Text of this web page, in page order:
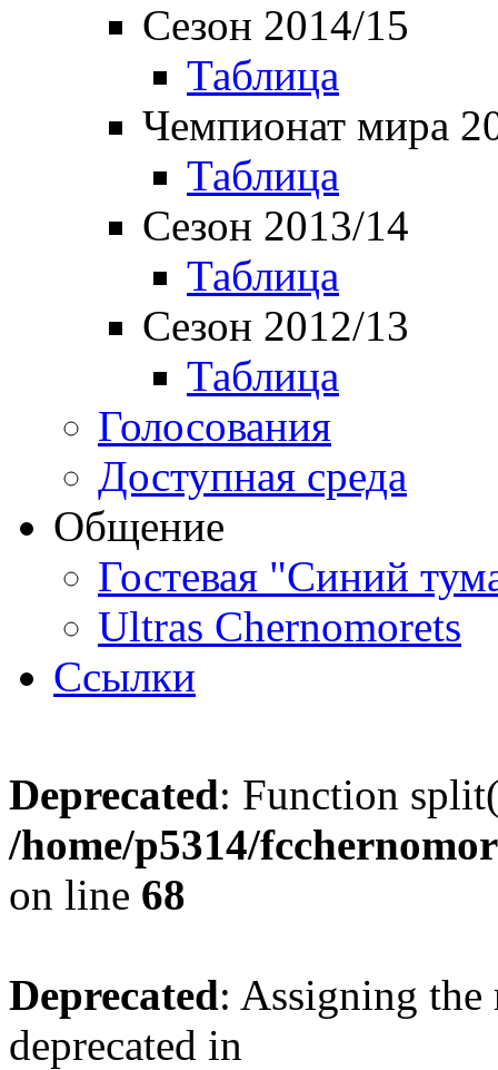
Сезон 2014/15
Таблица
Чемпионат мира
Таблица
Сезон 2013/14
Таблица
Сезон 2012/13
Таблица
Голосования
Доступная среда
Общение
Гостевая "Синий
Ultras Chernomorets
Ссылки
Deprecated: Function
/home/p5314/
on line 68
Deprecated: Assigning the
deprecated in